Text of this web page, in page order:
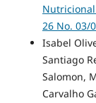
Nutricional
26 No. 03/
Isabel
Santiago
Salomon,
Carvalho